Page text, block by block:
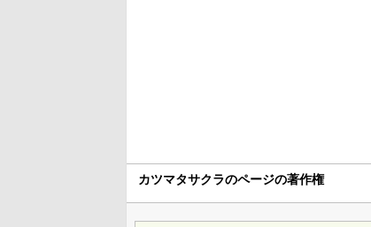
カツマタサクラのページの著作権